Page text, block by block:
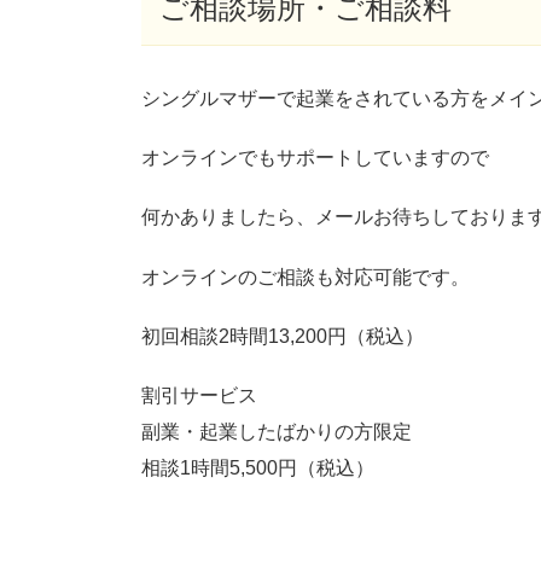
ご相談場所・ご相談料
シングルマザーで起業をされている方をメイ
オンラインでもサポートしていますので
何かありましたら、メールお待ちしておりま
オンラインのご相談も対応可能です。
初回相談2時間13,200円（税込）
割引サービス
副業・起業したばかりの方限定
相談1時間5,500円（税込）